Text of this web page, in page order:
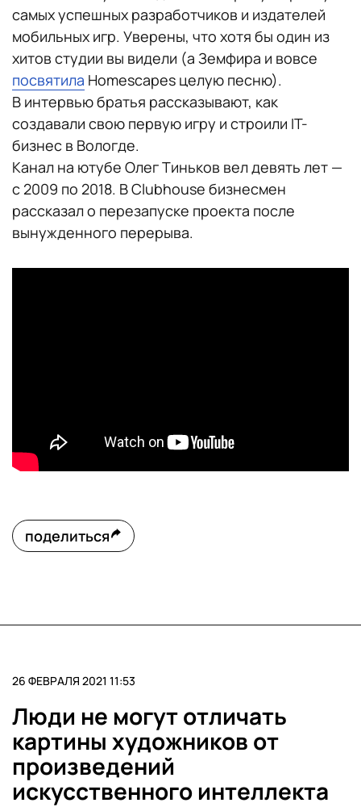
самых успешных разработчиков и издателей
мобильных игр. Уверены, что хотя бы один из
хитов студии вы видели (а Земфира и вовсе
посвятила Homescapes целую песню).
В интервью братья рассказывают, как
создавали свою первую игру и строили IT-
бизнес в Вологде.
Канал на ютубе Олег Тиньков вел девять лет —
с 2009 по 2018. В Clubhouse бизнесмен
рассказал о перезапуске проекта после
вынужденного перерыва.
поделиться
26 ФЕВРАЛЯ 2021 11:53
Люди не могут отличать
картины художников от
произведений
искусственного интеллекта